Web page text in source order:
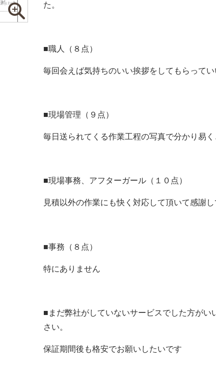
た。
■職人（８点）
毎回会えば気持ちのいい挨拶をしてもらって
■現場管理（９点）
毎日送られてくる作業工程の写真で分かり易
■現場事務、アフターガール（１０点）
見積以外の作業にも快く対応して頂いて感謝し
■事務（８点）
特にありません
■まだ弊社がしていないサービスでした方が
さい。
保証期間後も格安でお願いしたいです